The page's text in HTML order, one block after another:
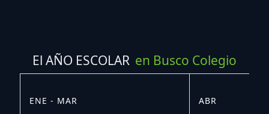
El AÑO ESCOLAR en Busco Colegio
ENE - MAR ABR